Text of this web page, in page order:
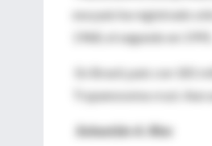
ese país ha registrado
1968, el segundo en 1991.
En Brasil, país con 181
Trypanosoma cruzi. Aun
Sebastián A. Ríos